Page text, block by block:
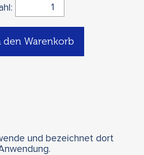
den Warenkorb
und bezeichnet dort